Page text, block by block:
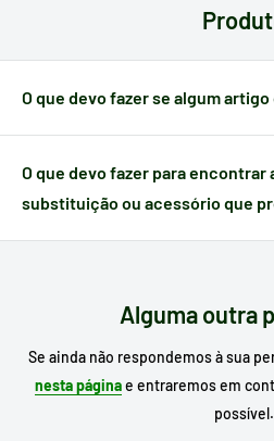
verificar o seu método de
O que devo fazer se algum
Quando um artigo apresenta algum
transporte,dispõe de 24 horas a
receção
para nos notificar e poder
O que devo fazer para encontrar
substituição ou acessório que
Escreva no motor de busca do
Alguma outra
Se ainda não respondemos à sua
nesta páginae entraremos em
possível.